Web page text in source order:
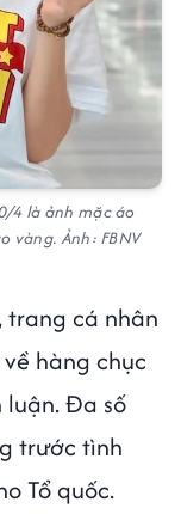
4 là ảnh mặc áo
vàng. Ảnh: FBNV
trang cá nhân
hàng chục
luận. Đa số
trước tình
Tổ quốc.